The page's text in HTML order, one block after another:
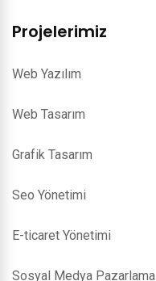
Projelerimiz
Web Yazılım
Web Tasarım
Grafik Tasarım
Seo Yönetimi
E-ticaret Yönetimi
Sosyal Medya Pazarlama